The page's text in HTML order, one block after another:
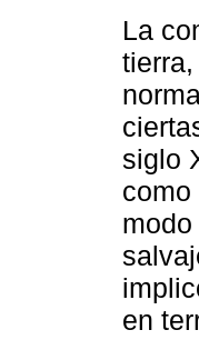
La
siglo
en